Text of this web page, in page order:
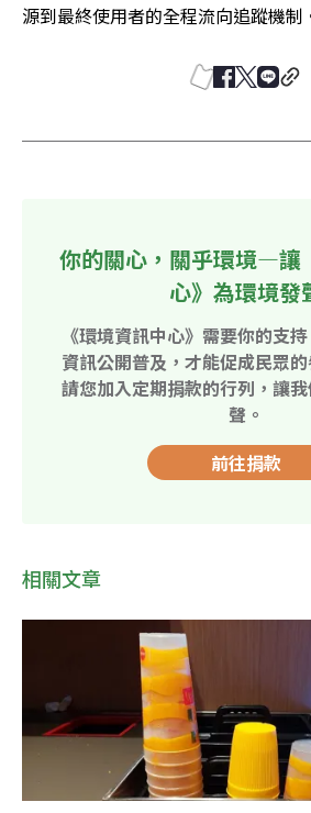
源到最終使用者的全程流向追蹤機制
你的關心，關乎環境—讓
心》為環境發
《環境資訊中心》需要你的支
資訊公開普及，才能促成民眾
請您加入定期捐款的行列，讓
聲。
前往捐款
相關文章